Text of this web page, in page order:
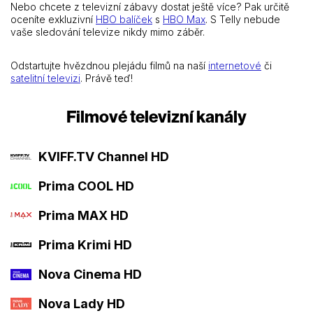
Nebo chcete z televizní zábavy dostat ještě více? Pak určitě
oceníte exkluzivní HBO balíček s HBO Max. S Telly nebude
vaše sledování televize nikdy mimo záběr.
Odstartujte hvězdnou plejádu filmů na naší internetové či
satelitní televizi. Právě teď!
Filmové televizní kanály
KVIFF.TV Channel HD
Prima COOL HD
Prima MAX HD
Prima Krimi HD
Nova Cinema HD
Nova Lady HD